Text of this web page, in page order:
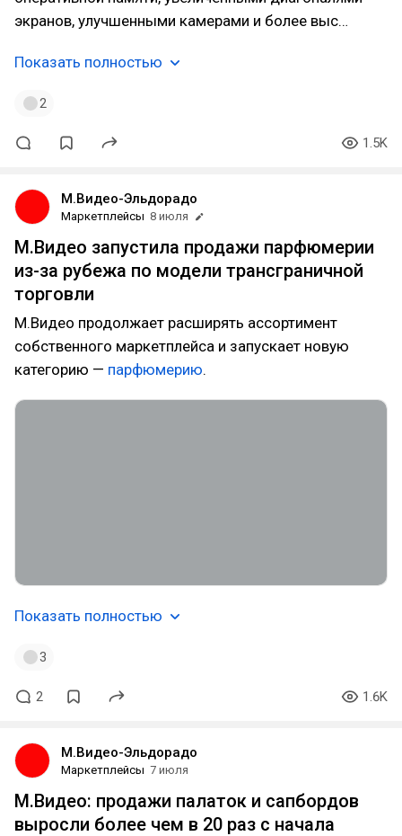
экранов, улучшенными камерами и более выс…
Показать полностью
2
1.5K
М.Видео-Эльдорадо
Маркетплейсы 8 июля
М.Видео запустила продажи парфюмерии
из-за рубежа по модели трансграничной
торговли
М.Видео продолжает расширять ассортимент
собственного маркетплейса и запускает новую
категорию — парфюмерию.
Показать полностью
3
2 1.6K
М.Видео-Эльдорадо
Маркетплейсы 7 июля
М.Видео: продажи палаток и сапбордов
выросли более чем в 20 раз с начала